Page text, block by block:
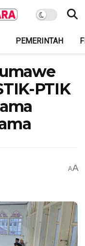
PEMERINTAH
PTIK
AA